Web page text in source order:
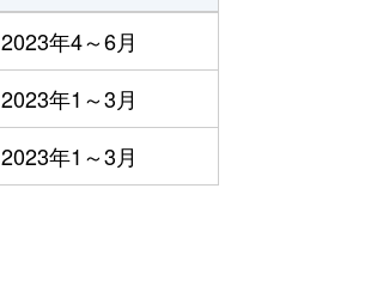
2023年4～6月
2023年1～3月
2023年1～3月